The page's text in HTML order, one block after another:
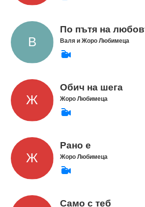
По пътя на
Валя и Жоро Любимеца
Обич на шега
Жоро Любимеца
Рано е
Жоро Любимеца
Само с теб